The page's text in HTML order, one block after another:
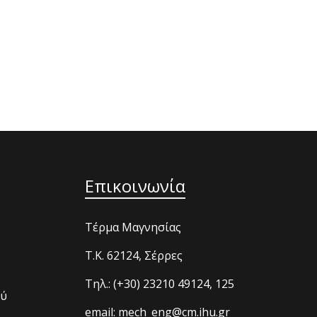
Επικοινωνία
Τέρμα Μαγνησίας
T.K. 62124, Σέρρες
Τηλ.: (+30) 23210 49124, 125
email: mech_eng@cm.ihu.gr